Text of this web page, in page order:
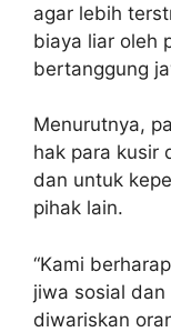
agar lebih
biaya liar oleh
bertanggung
Menurutnya,
hak para kusir
dan untuk
pihak lain.
“Kami
jiwa sosial
diwariskan